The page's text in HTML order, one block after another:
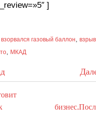
]
взорвался газовый баллон, взрыв
, МКАД